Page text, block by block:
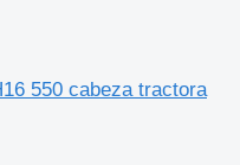
550 cabeza tractora